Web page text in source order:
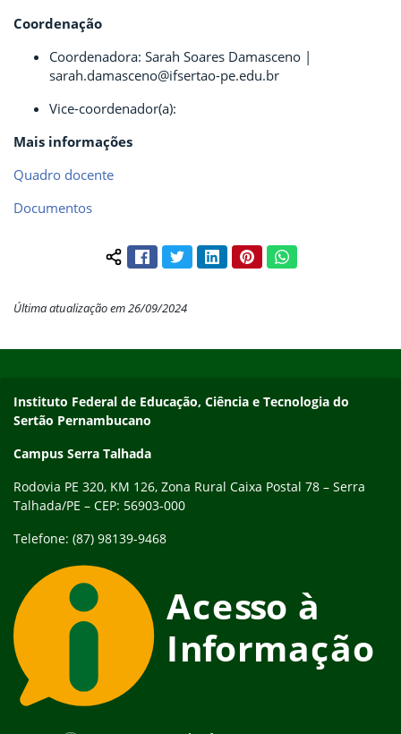
Coordenação
Coordenadora: Sarah Soares Damasceno |
sarah.damasceno@ifsertao-pe.edu.br
Vice-coordenador(a):
Mais informações
Quadro docente
Documentos
Compartilhar conteúdo:
FacebookTwitterLinkedInPinterestWhatsApp
Última atualização em 26/09/2024
Endereço
Instituto Federal de Educação, Ciência e Tecnologia do
Sertão Pernambucano
Campus Serra Talhada
Rodovia PE 320, KM 126, Zona Rural Caixa Postal 78 – Serra
Talhada/PE – CEP: 56903-000
Telefone: (87) 98139-9468